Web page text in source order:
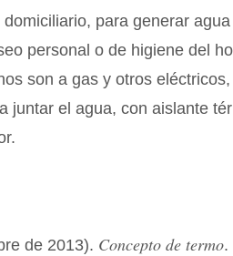
para generar
personal o de higiene del
son a gas y otros
juntar el agua, con aislante
de 2013). Concepto de termo.